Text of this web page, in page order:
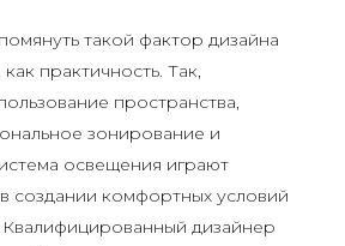
такой фактор дизайна
практичность. Так,
пространства,
зонирование и
освещения играют
создании комфортных условий
дизайнер